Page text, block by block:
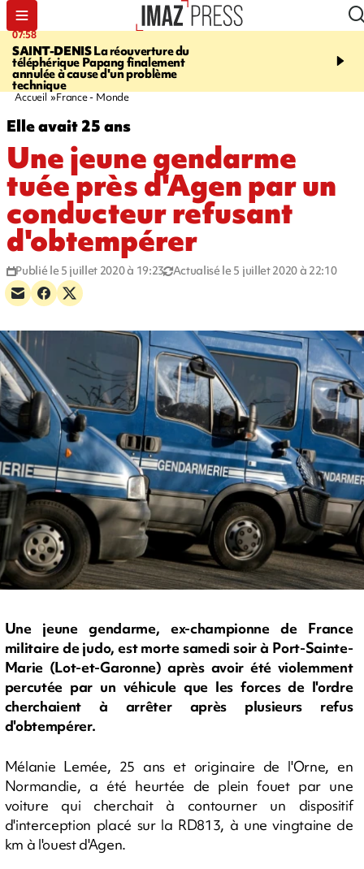
07:58
SAINT-DENISLa réouverture du
téléphérique Papang finalement
annulée à cause d'un problème
technique
10:02
intègrent des centres
Accueil France - Monde
Elle avait 25 ans
Une jeune gendarme
tuée près d'Agen par un
conducteur refusant
d'obtempérer
Publié le 5 juillet 2020 à 19:23 Actualisé le 5 juillet 2020 à 22:10
Une jeune gendarme, ex-championne de France
militaire de judo, est morte samedi soir à Port-Sainte-
Marie (Lot-et-Garonne) après avoir été violemment
percutée par un véhicule que les forces de l'ordre
cherchaient à arrêter après plusieurs refus
d'obtempérer.
Mélanie Lemée, 25 ans et originaire de l'Orne, en
Normandie, a été heurtée de plein fouet par une
voiture qui cherchait à contourner un dispositif
d'interception placé sur la RD813, à une vingtaine de
km à l'ouest d'Agen.